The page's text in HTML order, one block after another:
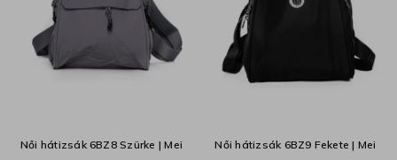
Női hátizsák 6BZ8 Szürke | Mei Női hátizsák 6BZ9 Fekete | Mei